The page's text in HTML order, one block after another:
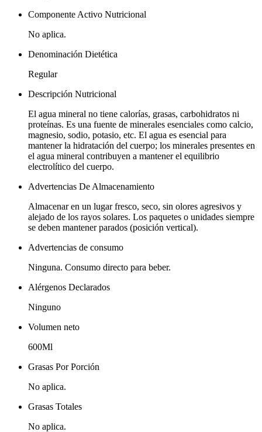
Componente Activo Nutricional
No aplica.
Denominación Dietética
Regular
Descripción Nutricional
El agua mineral no tiene calorías, grasas, carbohidratos ni
proteínas. Es una fuente de minerales esenciales como calcio,
magnesio, sodio, potasio, etc. El agua es esencial para
mantener la hidratación del cuerpo; los minerales presentes en
el agua mineral contribuyen a mantener el equilibrio
electrolítico del cuerpo.
Advertencias De Almacenamiento
Almacenar en un lugar fresco, seco, sin olores agresivos y
alejado de los rayos solares. Los paquetes o unidades siempre
se deben mantener parados (posición vertical).
Advertencias de consumo
Ninguna. Consumo directo para beber.
Alérgenos Declarados
Ninguno
Volumen neto
600Ml
Grasas Por Porción
No aplica.
Grasas Totales
No aplica.